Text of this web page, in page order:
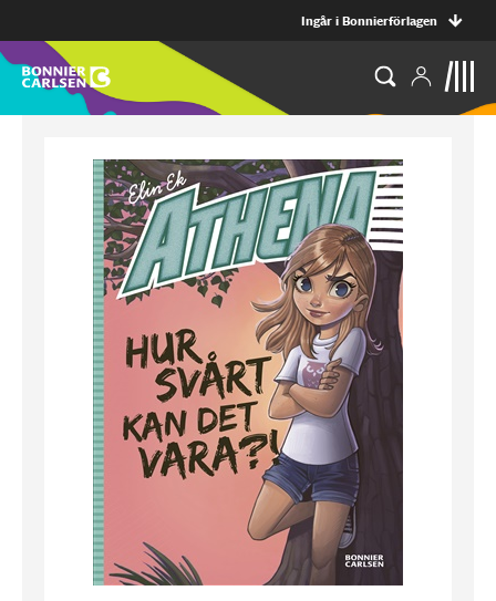
Ingår i Bonnierförlagen